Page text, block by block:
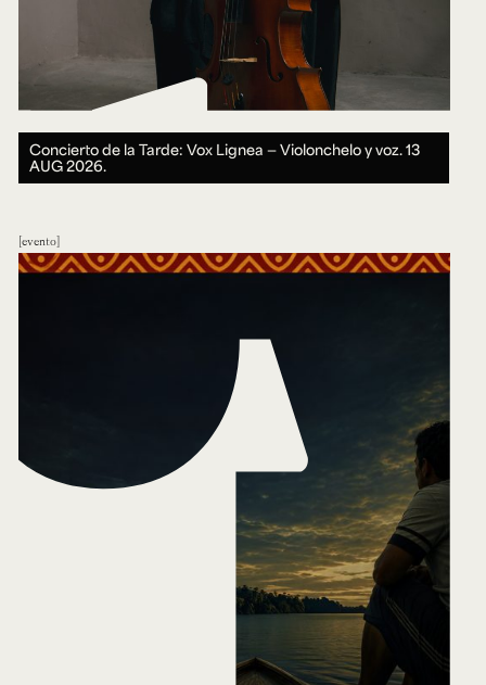
Concierto de la Tarde: Vox Lignea — Violonchelo y voz.13
AUG 2026.
evento